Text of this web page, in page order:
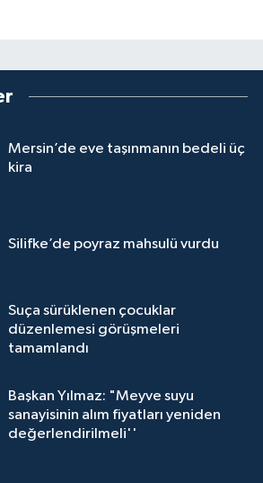
Mersin’de eve taşınmanın bedeli üç
kira
Silifke’de poyraz mahsulü vurdu
Suça sürüklenen çocuklar
düzenlemesi görüşmeleri
tamamlandı
Başkan Yılmaz: "Meyve suyu
sanayisinin alım fiyatları yeniden
değerlendirilmeli''